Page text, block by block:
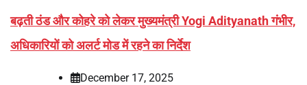
बढ़ती ठंड और कोहरे को लेकर मुख्यमंत्री Yogi Adityanath गंभीर,
अधिकारियों को अलर्ट मोड में रहने का निर्देश
December 17, 2025